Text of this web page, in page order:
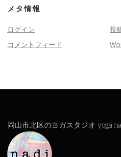
メタ情報
ログイン
投
コメントフィード
岡山市北区のヨガスタジオ yoga